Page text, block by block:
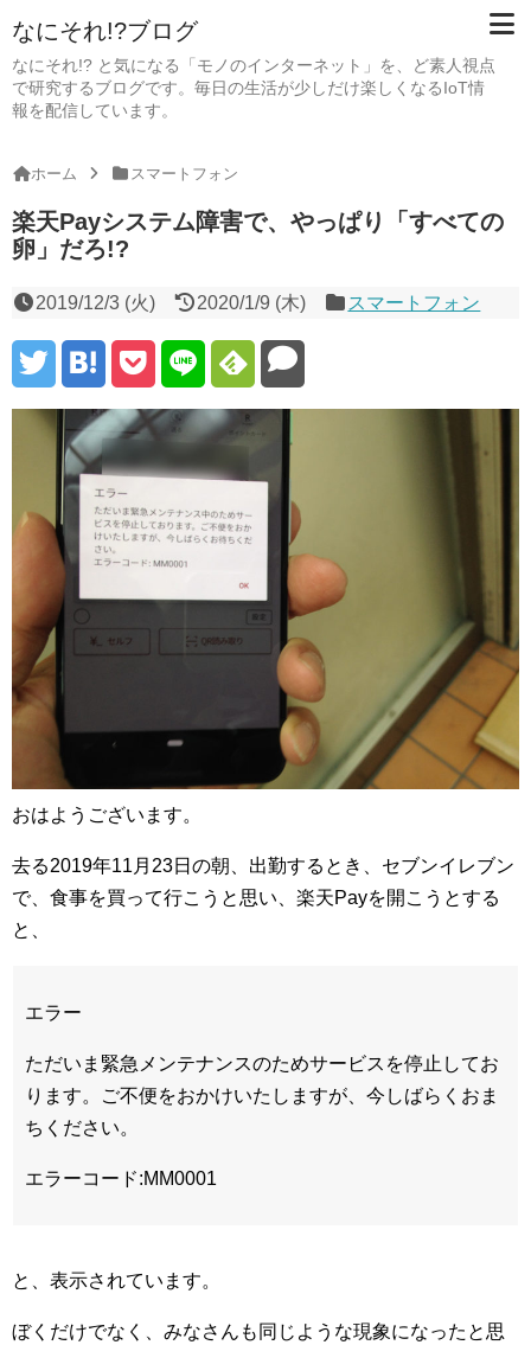
なにそれ!?ブログ
なにそれ!? と気になる「モノのインターネット」を、ど素人視点
で研究するブログです。毎日の生活が少しだけ楽しくなるIoT情
報を配信しています。
ホーム スマートフォン
楽天Payシステム障害で、やっぱり「すべての
卵」だろ!?
2019/12/3 (火) 2020/1/9 (木) スマートフォン
おはようございます。
去る2019年11月23日の朝、出勤するとき、セブンイレブン
で、食事を買って行こうと思い、楽天Payを開こうとする
と、
エラー
ただいま緊急メンテナンスのためサービスを停止してお
ります。ご不便をおかけいたしますが、今しばらくおま
ちください。
エラーコード:MM0001
と、表示されています。
ぼくだけでなく、みなさんも同じような現象になったと思